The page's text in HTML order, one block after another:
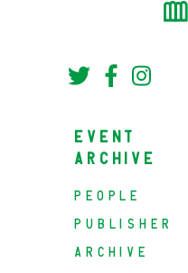
EVENT
ARCHIVE
PEOPLE
PUBLISHER
ARCHIVE